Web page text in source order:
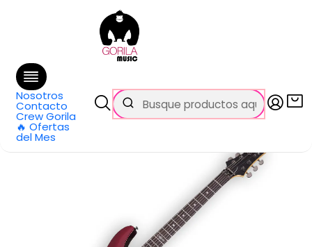
Nosotros
Contacto
Crew Gorila
🔥 Ofertas
del Mes
GRATIS
en Santiago y $99.990 en Regiones
Categorías
Guitarra Eléctrica C-1 FR Walnut Satin SGR by Schecter